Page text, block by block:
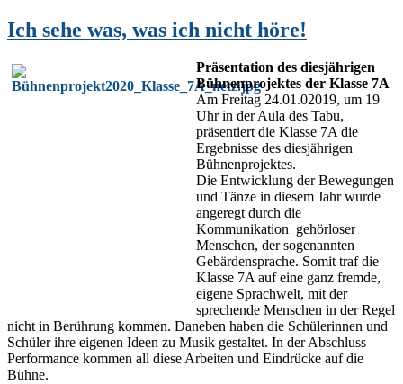
Ich sehe was, was ich nicht höre!
Präsentation des diesjährigen
Bühnenprojektes der Klasse 7A
Am Freitag 24.01.02019, um 19
Uhr in der Aula des Tabu,
präsentiert die Klasse 7A die
Ergebnisse des diesjährigen
Bühnenprojektes.
Die Entwicklung der Bewegungen
und Tänze in diesem Jahr wurde
angeregt durch die
Kommunikation gehörloser
Menschen, der sogenannten
Gebärdensprache. Somit traf die
Klasse 7A auf eine ganz fremde,
eigene Sprachwelt, mit der
sprechende Menschen in der Regel
nicht in Berührung kommen. Daneben haben die Schülerinnen und
Schüler ihre eigenen Ideen zu Musik gestaltet. In der Abschluss
Performance kommen all diese Arbeiten und Eindrücke auf die
Bühne.